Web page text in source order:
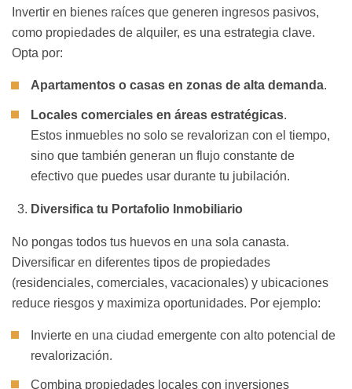
Invertir en bienes raíces que generen ingresos pasivos,
como propiedades de alquiler, es una estrategia clave.
Opta por:
Apartamentos o casas en zonas de alta demanda.
Locales comerciales en áreas estratégicas.
Estos inmuebles no solo se revalorizan con el tiempo,
sino que también generan un flujo constante de
efectivo que puedes usar durante tu jubilación.
Diversifica tu Portafolio Inmobiliario
No pongas todos tus huevos en una sola canasta.
Diversificar en diferentes tipos de propiedades
(residenciales, comerciales, vacacionales) y ubicaciones
reduce riesgos y maximiza oportunidades. Por ejemplo:
Invierte en una ciudad emergente con alto potencial de
revalorización.
Combina propiedades locales con inversiones